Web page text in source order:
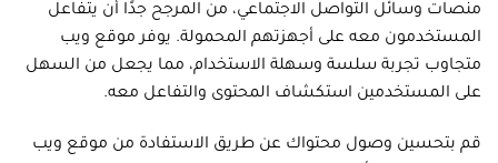
منصات وسائل التواصل الاجتماعي، من المرجح جدًا أن يتفاعل
المستخدمون معه على أجهزتهم المحمولة. يوفر موقع ويب
متجاوب تجربة سلسة وسهلة الاستخدام، مما يجعل من السهل
على المستخدمين استكشاف المحتوى والتفاعل معه.
قم بتحسين وصول محتواك عن طريق الاستفادة من موقع ويب